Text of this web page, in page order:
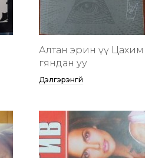
Алтан эрин үү Цахим
гяндан уу
Дэлгэрэнгүй